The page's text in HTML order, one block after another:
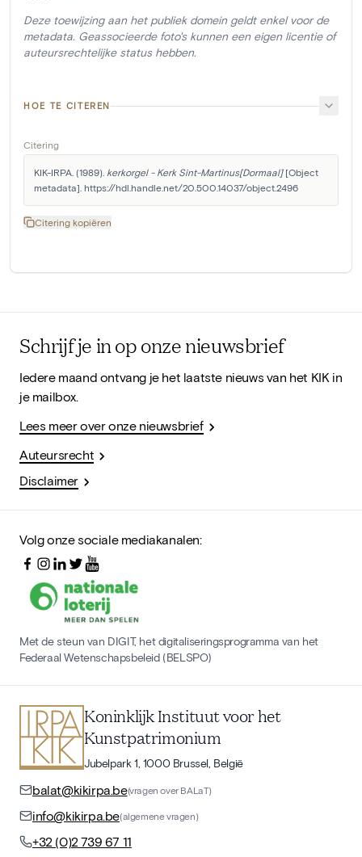
Deze toewijzing aan het publiek domein geldt enkel voor de
metadata. Geassocieerde foto's kunnen een eigen licentie of
auteursrechtelijke status hebben.
HOE TE CITEREN
Citering
KIK-IRPA. (1989). kerkorgel - Kerk Sint-Martinus[Dormaal] [Object
metadata]. https://hdl.handle.net/20.500.14037/object.2496
Citering kopiëren
Schrijf je in op onze nieuwsbrief
Iedere maand ontvang je het laatste nieuws van het KIK in
je mailbox.
Lees meer over onze nieuwsbrief
Auteursrecht
Disclaimer
Volg onze sociale mediakanalen:
Met de steun van DIGIT, het digitaliseringsprogramma van het
Federaal Wetenschapsbeleid (BELSPO)
Koninklijk Instituut voor het
Kunstpatrimonium
Jubelpark 1, 1000 Brussel, België
balat@kikirpa.be(vragen over BALaT)
info@kikirpa.be(algemene vragen)
+32 (0)2 739 67 11